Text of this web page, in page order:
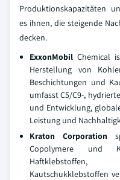
Produktionskapazitäten
es ihnen, die steigende
decken.
ExxonMobil Chemical
Herstellung von
Beschichtungen und
umfasst C5/C9-,
und Entwicklung,
Leistung und
Kraton Corporation
Copolymere und
Haftklebstoffen,
Kautschukklebstoffen